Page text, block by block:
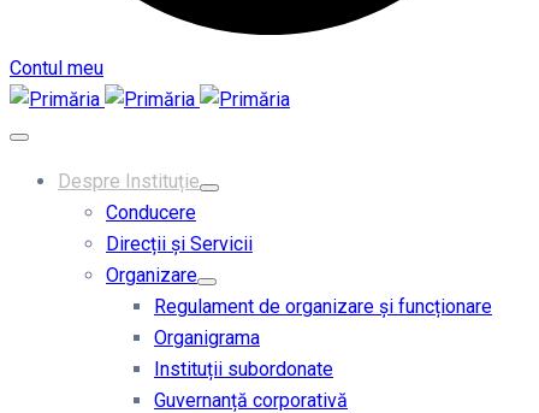
Contul meu
Despre Instituție
Conducere
Direcții și Servicii
Organizare
Regulament de organizare și funcționare
Organigrama
Instituții subordonate
Guvernanță corporativă